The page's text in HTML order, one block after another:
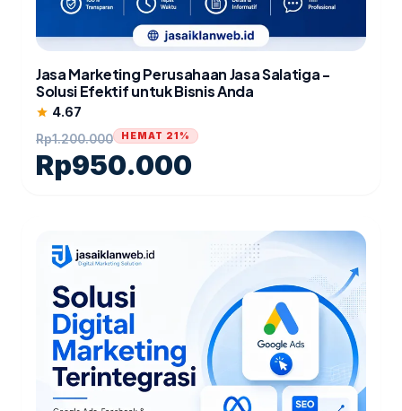
Jasa Marketing Perusahaan Jasa Salatiga -
Solusi Efektif untuk Bisnis Anda
star 4.67
Rp1.200.000
Rp950.000
HEMAT 21%